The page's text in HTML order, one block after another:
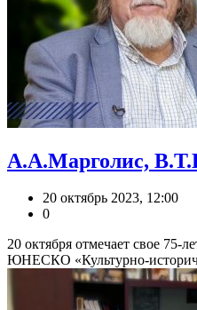
А.А.Марголис,
20 октябрь 2023, 12:00
0
20 октября отмечает свое
ЮНЕСКО «Культурно-